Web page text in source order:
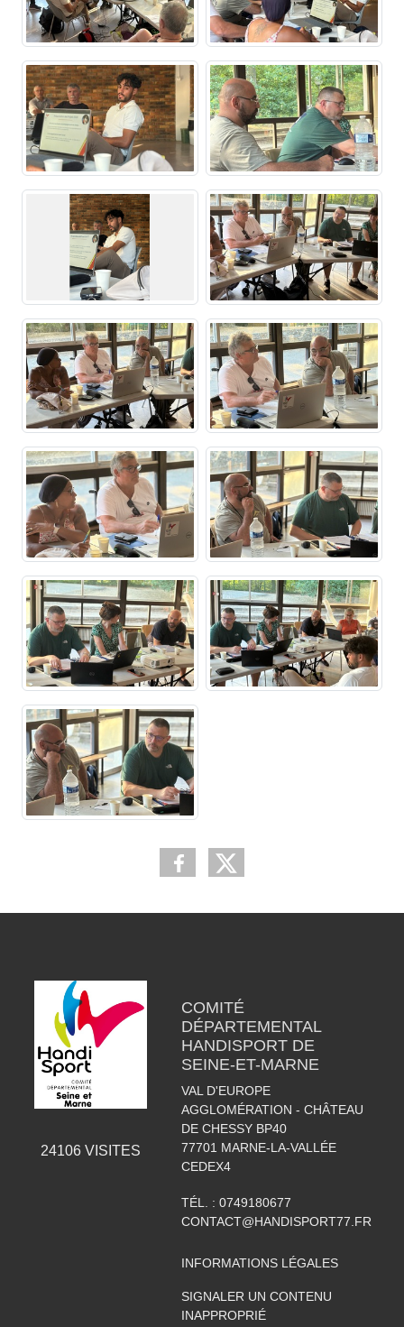
24106VISITES
COMITÉ
DÉPARTEMENTAL
HANDISPORT DE
SEINE-ET-MARNE
VAL D'EUROPE
AGGLOMÉRATION - CHÂTEAU
DE CHESSY BP40
77701 MARNE-LA-VALLÉE
CEDEX4
TÉL. : 0749180677
CONTACT@HANDISPORT77.FR
INFORMATIONS LÉGALES
SIGNALER UN CONTENU
INAPPROPRIÉ